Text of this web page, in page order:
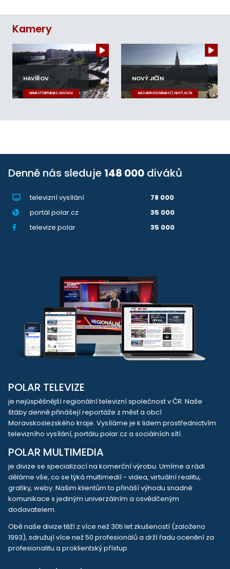
Kamery
HAVÍŘOV
NÁMĚSTÍ REPUBLIKY, HAVÍŘOV
NOVÝ JIČÍN
MASARYKOVO NÁMĚSTÍ, NOVÝ JIČÍN
Denně nás sleduje 148 000 diváků
televizní vysílání
78 000
portál polar.cz
35 000
televize.polar
35 000
POLAR TELEVIZE
je nejúspěšnější regionální televizní společnost v ČR. Naše
štáby denně přinášejí reportáže z měst a obcí
Moravskoslezského kraje. Vysíláme je k lidem prostřednictvím
televizního vysílání, portálu polar.cz a sociálních sítí.
POLAR MULTIMEDIA
je divize se specializací na komerční výrobu. Umíme a rádi
děláme vše, co se týká multimedií - videa, virtuální realitu,
grafiky, weby. Našim klientům to přináší výhodu snadné
komunikace s jediným univerzálním a osvědčeným
dodavatelem.
Obě naše divize těží z více než 30ti let zkušeností (založeno
1993), sdružují více než 50 profesionálů a drží řadu ocenění za
profesionalitu a proklientský přístup.